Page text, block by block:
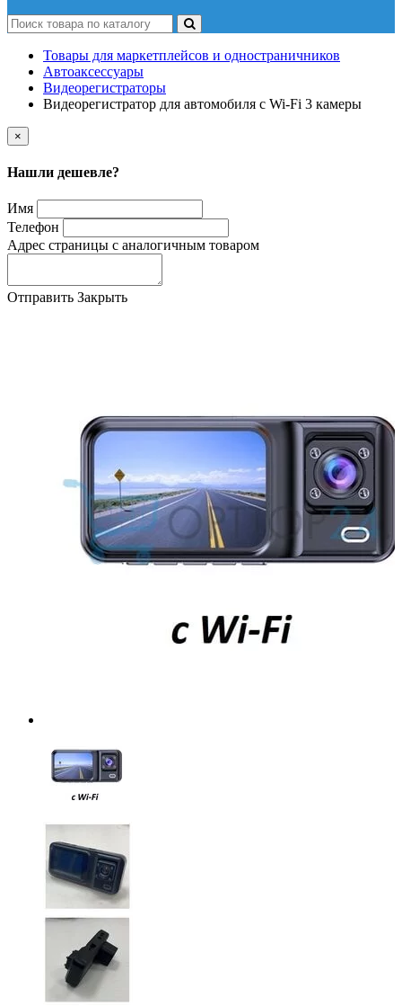
Товары для маркетплейсов и одностраничников
Автоаксессуары
Видеорегистраторы
Видеорегистратор для автомобиля с Wi-Fi 3 камеры
×
Нашли дешевле?
Имя
Телефон
Адрес страницы с аналогичным товаром
Отправить Закрыть